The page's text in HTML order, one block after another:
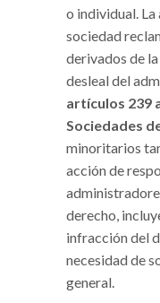
o individual.
sociedad
derivados de
desleal del
artículos 239
Sociedades
minoritarios
acción de
derecho,
infracción del
necesidad de
general.